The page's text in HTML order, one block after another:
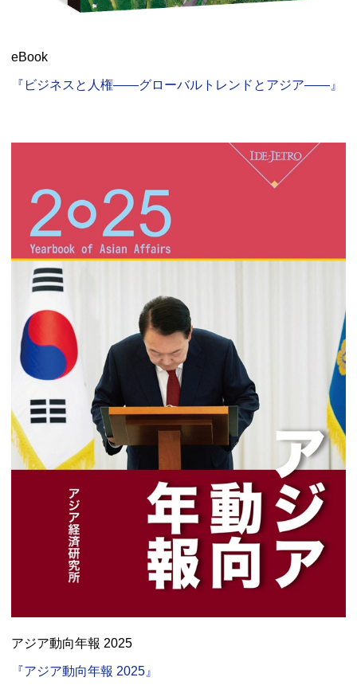
eBook
『ビジネスと人権――グローバルトレンドとアジア――』
アジア動向年報 2025
『アジア動向年報 2025』